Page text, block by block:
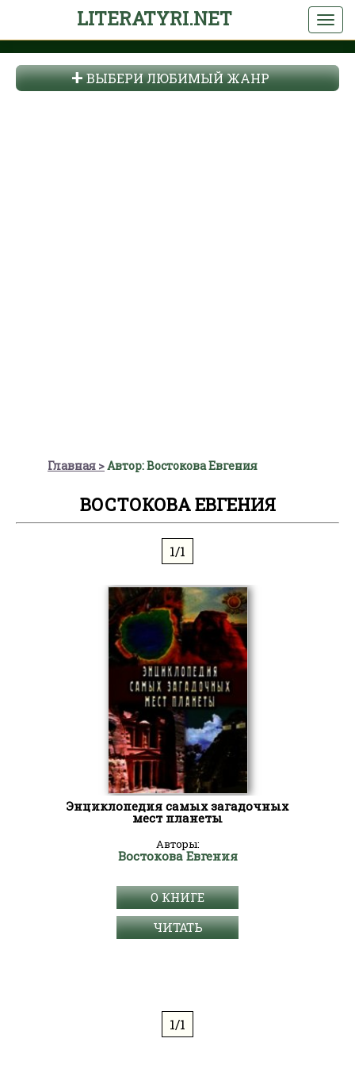
LITERATYRI.NET
ВЫБЕРИ ЛЮБИМЫЙ ЖАНР
Главная Автор: Востокова Евгения
ВОСТОКОВА ЕВГЕНИЯ
1/1
Энциклопедия самых загадочных
мест планеты
Авторы:
Востокова Евгения
О КНИГЕ
ЧИТАТЬ
1/1